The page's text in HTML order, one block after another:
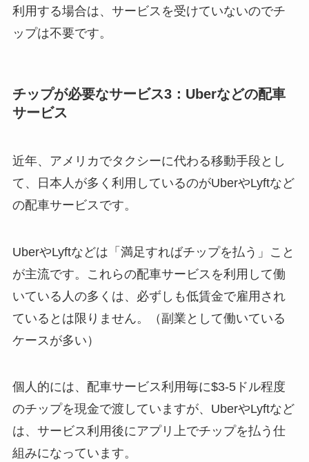
利用する場合は、サービスを受けていないのでチ
ップは不要です。
チップが必要なサービス3：Uberなどの配車
サービス
近年、アメリカでタクシーに代わる移動手段とし
て、日本人が多く利用しているのがUberやLyftなど
の配車サービスです。
UberやLyftなどは「満足すればチップを払う」こと
が主流です。これらの配車サービスを利用して働
いている人の多くは、必ずしも低賃金で雇用され
ているとは限りません。（副業として働いている
ケースが多い）
個人的には、配車サービス利用毎に$3-5ドル程度
のチップを現金で渡していますが、UberやLyftなど
は、サービス利用後にアプリ上でチップを払う仕
組みになっています。